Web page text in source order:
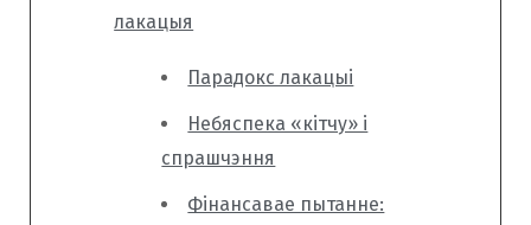
лакацыя
Парадокс лакацыі
Небяспека «кітчу» і
спрашчэння
Фінансавае пытанне: